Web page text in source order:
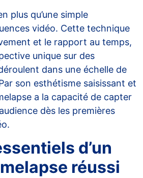
plus qu’une simple
vidéo. Cette technique
et le rapport au temps,
unique sur des
dans une échelle de
son esthétisme saisissant et
a la capacité de capter
dès les premières
d’un
réussi